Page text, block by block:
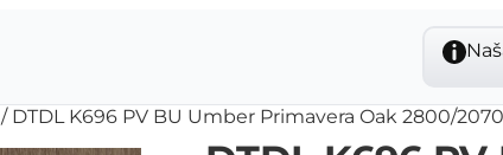
/ DTDL K696 PV BU Umber Primavera Oak 2800/